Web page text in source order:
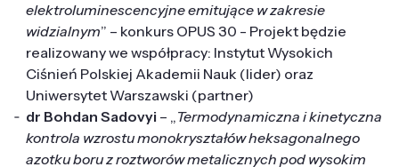
elektroluminescencyjne emitujące w zakresie
widzialnym” – konkurs OPUS 30 - Projekt będzie
realizowany we współpracy: Instytut Wysokich
Ciśnień Polskiej Akademii Nauk (lider) oraz
Uniwersytet Warszawski (partner)
dr Bohdan Sadovyi – „Termodynamiczna i kinetyczna
kontrola wzrostu monokryształów heksagonalnego
azotku boru z roztworów metalicznych pod wysokim